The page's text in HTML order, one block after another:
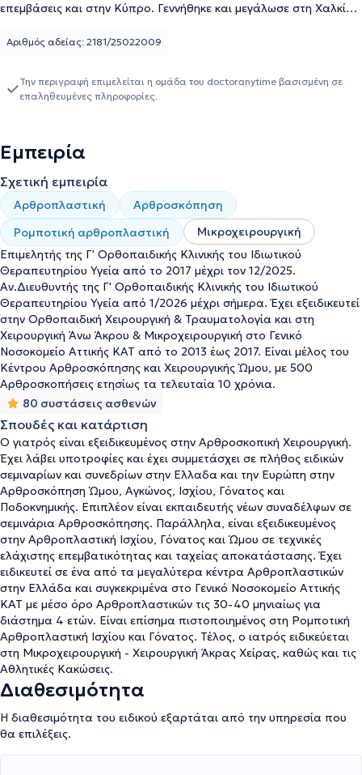
επεμβάσεις και στην Κύπρο. Γεννήθηκε και μεγάλωσε στη Χαλκίδα
Σχολής του Πανεπιστημίου Πατρών και κάτοχος Μεταπτυχιακού
Εξειδικεύεται στην Αρθροσκόπηση, τη Ρομποτική
Αρθροπλαστική, τη Χειρουργική Άκρας Χειρός καθώς και στις
πολλαπλές υποτροφίες και συμμετέχει ενεργά σε επιστημονικά
συγγραφή επιστημονικών άρθρων.
Αριθμός αδείας: 2181/25022009
Την περιγραφή επιμελείται η ομάδα του doctoranytime βασισμένη σε
επαληθευμένες πληροφορίες.
Εμπειρία
Σχετική εμπειρία
Αρθροπλαστική
Αρθροσκόπηση
Ρομποτική αρθροπλαστική
Μικροχειρουργική
Επιμελητής της Γ' Ορθοπαιδικής Κλινικής του Ιδιωτικού
Θεραπευτηρίου Υγεία από το 2017 μέχρι τον 12/2025.
Αν.Διευθυντής της Γ' Ορθοπαιδικής Κλινικής του Ιδιωτικού
Θεραπευτηρίου Υγεία από 1/2026 μέχρι σήμερα. Έχει εξειδικευτεί
στην Ορθοπαιδική Χειρουργική & Τραυματολογία και στη
Χειρουργική Άνω Άκρου & Μικροχειρουργική στο Γενικό
Νοσοκομείο Αττικής ΚΑΤ από το 2013 έως 2017. Είναι μέλος του
Κέντρου Αρθροσκόπησης και Χειρουργικής Ώμου, με 500
Αρθροσκοπήσεις ετησίως τα τελευταία 10 χρόνια.
80 συστάσεις ασθενών
Σπουδές και κατάρτιση
Ο γιατρός είναι εξειδικευμένος στην Αρθροσκοπική Χειρουργική.
Έχει λάβει υποτροφίες και έχει συμμετάσχει σε πλήθος ειδικών
σεμιναρίων και συνεδρίων στην Ελλαδα και την Ευρώπη στην
Αρθροσκόπηση Ώμου, Αγκώνος, Ισχίου, Γόνατος και
Ποδοκνημικής. Επιπλέον είναι εκπαιδευτής νέων συναδέλφων σε
σεμινάρια Αρθροσκόπησης. Παράλληλα, είναι εξειδικευμένος
στην Αρθροπλαστική Ισχίου, Γόνατος και Ώμου σε τεχνικές
ελάχιστης επεμβατικότητας και ταχείας αποκατάστασης. Έχει
ειδικευτεί σε ένα από τα μεγαλύτερα κέντρα Αρθροπλαστικών
στην Ελλάδα και συγκεκριμένα στο Γενικό Νοσοκομείο Αττικής
ΚΑΤ με μέσο όρο Αρθροπλαστικών τις 30-40 μηνιαίως για
διάστημα 4 ετών. Είναι επίσημα πιστοποιημένος στη Ρομποτική
Αρθροπλαστική Ισχίου και Γόνατος. Τέλος, ο ιατρός ειδικεύεται
στη Μικροχειρουργική - Χειρουργική Άκρας Χείρας, καθώς και τις
Αθλητικές Κακώσεις.
Διαθεσιμότητα
Η διαθεσιμότητα του ειδικού εξαρτάται από την υπηρεσία που
θα επιλέξεις.